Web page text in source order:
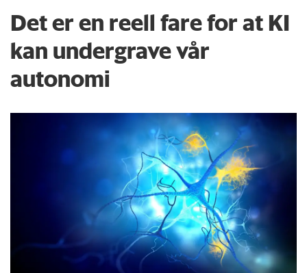
Det er en reell fare for at KI
kan undergrave vår
autonomi